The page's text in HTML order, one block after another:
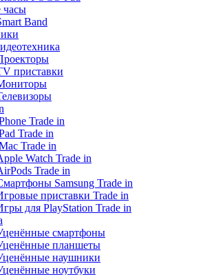
Band
приставки
Trade in
Trade in
Trade in
Watch Trade in
Trade in
Samsung Trade in
приставки Trade in
для PlayStation Trade in
смартфоны
планшеты
наушники
ноутбуки